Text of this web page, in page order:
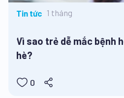
Tin tức 1 tháng
Vì sao trẻ dễ mắc bệnh
hè?
0